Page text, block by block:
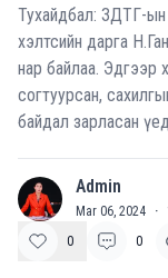
Тухайдбал: ЗДТГ-ын
хэлтсийн дарга
нар байлаа. Эдгээр
согтуурсан,
байдал зарласан
A Admin
Mar 06, 2024 ·
0
0